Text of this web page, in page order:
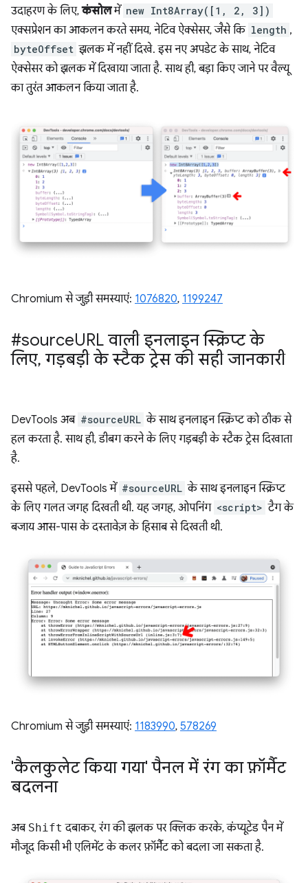
उदाहरण के लिए,कंसोलमें new Int8Array([1, 2, 3])
एक्सप्रेशन का आकलन करते समय, नेटिव ऐक्सेसर, जैसे कि length ,
byteOffset झलक में नहीं दिखे. इस नए अपडेट के साथ, नेटिव
ऐक्सेसर को झलक में दिखाया जाता है. साथ ही, बड़ा किए जाने पर वैल्यू
का तुरंत आकलन किया जाता है.
Chromium से जुड़ी समस्याएं: 1076820, ​​ 1199247
#sourceURL वाली इनलाइन स्क्रिप्ट के
लिए, गड़बड़ी के स्टैक ट्रेस की सही जानकारी
DevTools अब #sourceURL के साथ इनलाइन स्क्रिप्ट को ठीक से
हल करता है. साथ ही, डीबग करने के लिए गड़बड़ी के स्टैक ट्रेस दिखाता
है.
इससे पहले, DevTools में #sourceURL के साथ इनलाइन स्क्रिप्ट
के लिए गलत जगह दिखती थी. यह जगह, ओपनिंग <script> टैग के
बजाय आस-पास के दस्तावेज़ के हिसाब से दिखती थी.
Chromium से जुड़ी समस्याएं: 1183990, ​​ 578269
'कैलकुलेट किया गया' पैनल में रंग का फ़ॉर्मैट
बदलना
अब Shift दबाकर, रंग की झलक पर क्लिक करके, कंप्यूटेड पैन में
मौजूद किसी भी एलिमेंट के कलर फ़ॉर्मैट को बदला जा सकता है.